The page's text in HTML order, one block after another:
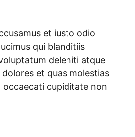
et iusto odio
qui blanditiis
deleniti atque
et quas molestias
occaecati cupiditate non